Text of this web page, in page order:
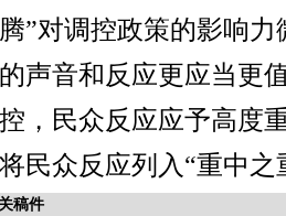
”对调控政策的影响
声音和反应更应当更
，民众反应应予高度
民众反应列入“重中
稿件